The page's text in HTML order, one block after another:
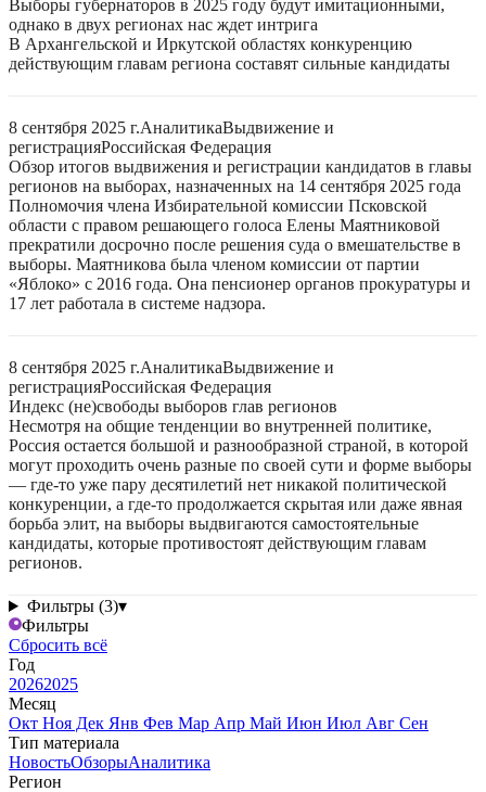
Выборы губернаторов в 2025 году будут имитационными,
однако в двух регионах нас ждет интрига
В Архангельской и Иркутской областях конкуренцию
действующим главам региона составят сильные кандидаты
8 сентября 2025 г.АналитикаВыдвижение и
регистрацияРоссийская Федерация
Обзор итогов выдвижения и регистрации кандидатов в главы
регионов на выборах, назначенных на 14 сентября 2025 года
Полномочия члена Избирательной комиссии Псковской
области с правом решающего голоса Елены Маятниковой
прекратили досрочно после решения суда о вмешательстве в
выборы. Маятникова была членом комиссии от партии
«Яблоко» с 2016 года. Она пенсионер органов прокуратуры и
17 лет работала в системе надзора.
8 сентября 2025 г.АналитикаВыдвижение и
регистрацияРоссийская Федерация
Индекс (не)свободы выборов глав регионов
Несмотря на общие тенденции во внутренней политике,
Россия остается большой и разнообразной страной, в которой
могут проходить очень разные по своей сути и форме выборы
— где-то уже пару десятилетий нет никакой политической
конкуренции, а где-то продолжается скрытая или даже явная
борьба элит, на выборы выдвигаются самостоятельные
кандидаты, которые противостоят действующим главам
регионов.
Фильтры (3)▾
Фильтры
Сбросить всё
Год
20262025
Месяц
Окт Ноя Дек Янв Фев Мар Апр Май Июн Июл Авг Сен
Тип материала
НовостьОбзорыАналитика
Регион